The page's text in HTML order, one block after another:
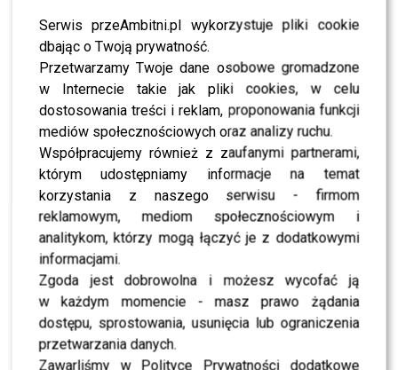
Serwis przeAmbitni.pl wykorzystuje pliki cookie
dbając o Twoją prywatność.
Przetwarzamy Twoje dane osobowe gromadzone
w Internecie takie jak pliki cookies, w celu
dostosowania treści i reklam, proponowania funkcji
mediów społecznościowych oraz analizy ruchu.
Współpracujemy również z zaufanymi partnerami,
którym udostępniamy informacje na temat
korzystania z naszego serwisu - firmom
reklamowym, mediom społecznościowym i
analitykom, którzy mogą łączyć je z dodatkowymi
informacjami.
Zgoda jest dobrowolna i możesz wycofać ją
w każdym momencie - masz prawo żądania
dostępu, sprostowania, usunięcia lub ograniczenia
przetwarzania danych.
Zawarliśmy w Polityce Prywatności dodatkowe
osobistej podróży.
ChoćMirućto jedna z najbardziej zapracowanych osób
w telewizji, tym razem zrobił wyjątek i pojawił się w
rozmowie zFilipem Borowiakiemw podcaścieWP
Lifestyle. Jak sam przyznał, bardzo rzadko zgadza się na
wywiady, ponieważ jego grafik praktycznie nie
przewiduje takich „luksusów” przez brak czasu.
Wynika to z tego, że jeśli
mam tydzień zdjęciowy to
zdjęcia są w poniedziałek,
wtorek, potem czwartek,
piątek i sobota – zaczął